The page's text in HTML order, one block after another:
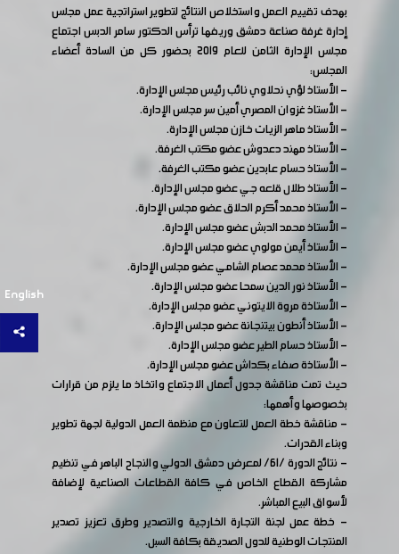
English
بهدف تقييم العمل واستخلاص النتائج لتطوير استراتجية عمل مجلس
إدارة غرفة صناعة دمشق وريفها ترأس الدكتور سامر الدبس اجتماع
مجلس الإدارة الثامن للعام 2019 بحضور كل من السادة أعضاء
المجلس:
- الأستاذ لؤي نحلاوي نائب رئيس مجلس الإدارة.
- الأستاذ غزوان المصري أمين سر مجلس الإدارة.
- الأستاذ ماهر الزيات خازن مجلس الإدارة.
- الأستاذ مهند دعدوش عضو مكتب الغرفة.
- الأستاذ حسام عابدين عضو مكتب الغرفة.
- الأستاذ طلال قلعه جي عضو مجلس الإدارة.
- الأستاذ محمد أكرم الحلاق عضو مجلس الإدارة.
- الأستاذ محمد الدبش عضو مجلس الإدارة.
- الأستاذ أيمن مولوي عضو مجلس الإدارة.
- الأستاذ محمد عصام الشامي عضو مجلس الإدارة.
- الأستاذ نور الدين سمحا عضو مجلس الإدارة.
- الأستاذة مروة الايتوني عضو مجلس الإدارة.
- الأستاذ أنطون بيتنجانة عضو مجلس الإدارة.
- الأستاذ حسام الطير عضو مجلس الإدارة.
- الأستاذة صفاء بكداش عضو مجلس الإدارة.
حيث تمت مناقشة جدول أعمال الاجتماع واتخاذ ما يلزم من قرارات
بخصوصها وأهمها:
- مناقشة خطة العمل للتعاون مع منظمة العمل الدولية لجهة تطوير
وبناء القدرات.
- نتائج الدورة /61/ لمعرض دمشق الدولي والنجاح الباهر في تنظيم
مشاركة القطاع الخاص في كافة القطاعات الصناعية لإضافة
لأسواق البيع المباشر.
- خطة عمل لجنة التجارة الخارجية والتصدير وطرق تعزيز تصدير
المنتجات الوطنية للدول الصديقة بكافة السبل.